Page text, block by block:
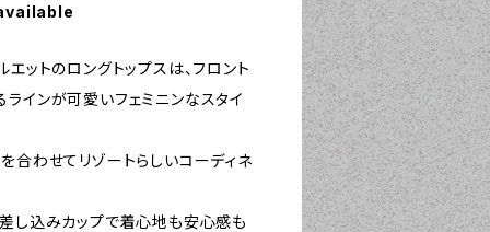
ットのロングトップスは、フロント
インが可愛いフェミニンなスタイ
合わせてリゾートらしいコーディネ
し込みカップで着心地も安心感も